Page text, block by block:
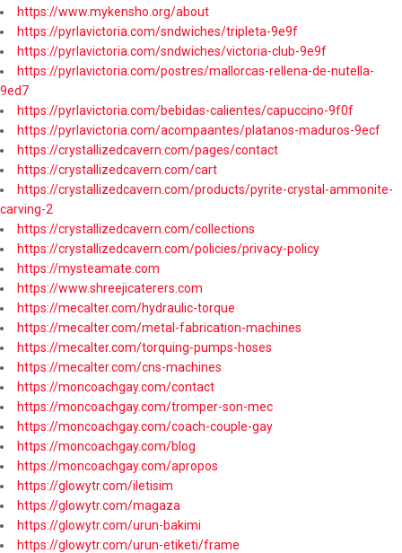
https://www.mykensho.org/about
https://pyrlavictoria.com/sndwiches/tripleta-9e9f
https://pyrlavictoria.com/sndwiches/victoria-club-9e9f
https://pyrlavictoria.com/postres/mallorcas-rellena-de-nutella-
9ed7
https://pyrlavictoria.com/bebidas-calientes/capuccino-9f0f
https://pyrlavictoria.com/acompaantes/platanos-maduros-9ecf
https://crystallizedcavern.com/pages/contact
https://crystallizedcavern.com/cart
https://crystallizedcavern.com/products/pyrite-crystal-ammonite-
carving-2
https://crystallizedcavern.com/collections
https://crystallizedcavern.com/policies/privacy-policy
https://mysteamate.com
https://www.shreejicaterers.com
https://mecalter.com/hydraulic-torque
https://mecalter.com/metal-fabrication-machines
https://mecalter.com/torquing-pumps-hoses
https://mecalter.com/cns-machines
https://moncoachgay.com/contact
https://moncoachgay.com/tromper-son-mec
https://moncoachgay.com/coach-couple-gay
https://moncoachgay.com/blog
https://moncoachgay.com/apropos
https://glowytr.com/iletisim
https://glowytr.com/magaza
https://glowytr.com/urun-bakimi
https://glowytr.com/urun-etiketi/frame